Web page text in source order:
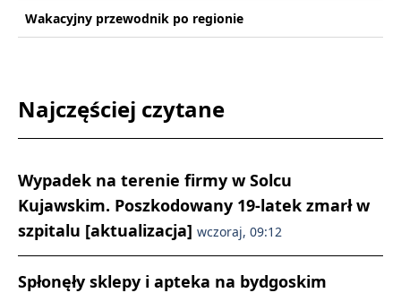
Wakacyjny przewodnik po regionie
Najczęściej czytane
Wypadek na terenie firmy w Solcu
Kujawskim. Poszkodowany 19-latek zmarł w
szpitalu [aktualizacja] wczoraj, 09:12
Spłonęły sklepy i apteka na bydgoskim